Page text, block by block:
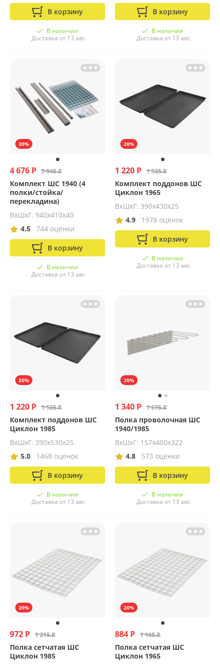
В корзину
В наличии
Доставка от 13 авг.
В корзину
В наличии
Доставка от 13 авг.
20%
4 676 Р 5 845 Р
Комплект ШС 1940 (4
полки/стойка/
перекладина)
ВхШхГ: 940х410х40
4.5
744 оценки
В корзину
В наличии
Доставка от 13 авг.
20%
1 220 Р 1 525 Р
Комплект поддонов ШС
Циклон 1965
ВхШхГ: 390х430х25
4.9
1978 оценок
В корзину
В наличии
Доставка от 13 авг.
20%
1 220 Р 1 525 Р
Комплект поддонов ШС
Циклон 1985
ВхШхГ: 390х530х25
5.0
1468 оценок
В корзину
В наличии
Доставка от 13 авг.
20%
1 340 Р 1 675 Р
Полка проволочная ШС
1940/1985
ВхШхГ: 157х400х322
4.8
573 оценки
В корзину
В наличии
Доставка от 13 авг.
20%
972 Р 1 215 Р
Полка сетчатая ШС
Циклон 1985
20%
884 Р 1 105 Р
Полка сетчатая ШС
Циклон 1965